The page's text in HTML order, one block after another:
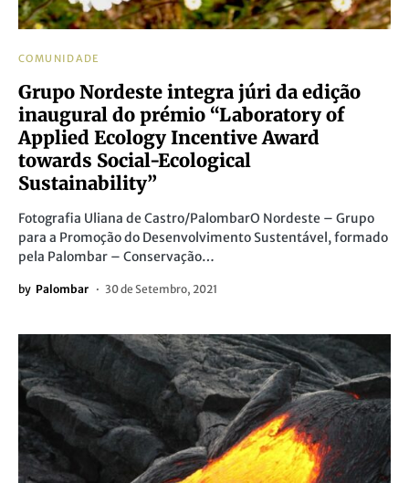
COMUNIDADE
Grupo Nordeste integra júri da edição
inaugural do prémio “Laboratory of
Applied Ecology Incentive Award
towards Social-Ecological
Sustainability”
Fotografia Uliana de Castro/PalombarO Nordeste – Grupo
para a Promoção do Desenvolvimento Sustentável, formado
pela Palombar – Conservação…
by Palombar 30 de Setembro, 2021